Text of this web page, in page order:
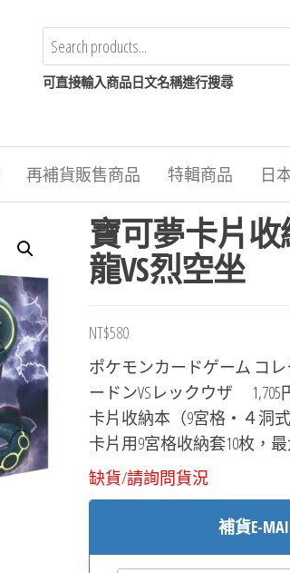
可直接輸入商品日文名稱進行搜尋
再補貨販售商品 特輯商品 日
寶可夢卡片
龍VS烈空坐
NT$580
ポケモンカードゲーム コ
ードンVSレックウザ 1,705
卡片收納本（9宮格・４洞
卡片用9宮格收納套10枚，最
缺貨/請詢問貨況
補貨E-